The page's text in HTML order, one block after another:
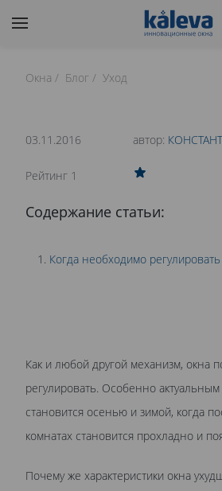
0
ИЗУЧАЕМ ОКОННУЮ
Окна Блог Уход
Содержание статьи:
Когда необходимо регулировать
03.11.2016 автор:
Рейтинг 1
Как и любой другой механизм, окна
регулировать. Особенно актуальным
становится осенью и зимой, когда
комнатах становится прохладно и
Почему же характеристики окна